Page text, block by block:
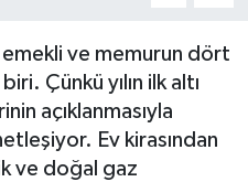
emekli ve memurun dört
Çünkü yılın ilk altı
açıklanmasıyla
Ev kirasından
ve doğal gaz